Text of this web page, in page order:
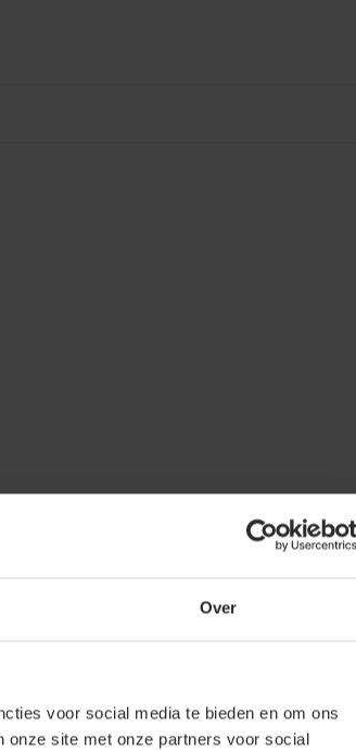
Over
voor social media te bieden en om ons
onze site met onze partners voor social